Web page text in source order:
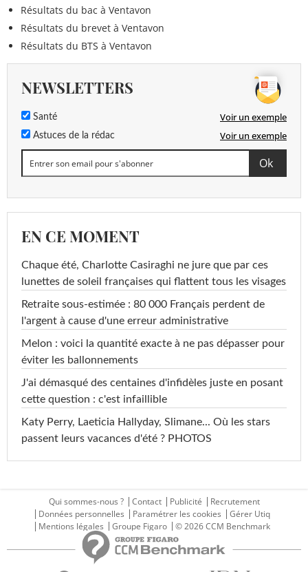
Résultats du bac à Ventavon
Résultats du brevet à Ventavon
Résultats du BTS à Ventavon
NEWSLETTERS
Santé Voir un exemple
Astuces de la rédac Voir un exemple
EN CE MOMENT
Chaque été, Charlotte Casiraghi ne jure que par ces
lunettes de soleil françaises qui flattent tous les visages
Retraite sous-estimée : 80 000 Français perdent de
l'argent à cause d'une erreur administrative
Melon : voici la quantité exacte à ne pas dépasser pour
éviter les ballonnements
J'ai démasqué des centaines d'infidèles juste en posant
cette question : c'est infaillible
Katy Perry, Laeticia Hallyday, Slimane... Où les stars
passent leurs vacances d'été ? PHOTOS
Qui sommes-nous ? Contact Publicité
Recrutement
Données personnelles
Paramétrer les cookies
Gérer Utiq
Mentions légales
Groupe Figaro © 2026 CCM Benchmark